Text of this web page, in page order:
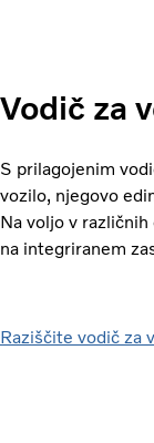
Vodič za
S prilagojenim
vozilo, njegovo
Na voljo v
na integriranem
Raziščite vodič za